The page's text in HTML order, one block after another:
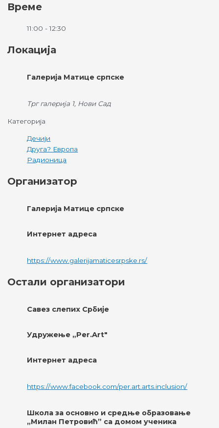
Време
11:00 - 12:30
Локација
Галерија Матице српске
Трг галерија 1, Нови Сад
Категорија
Дечији
Друга? Европа
Радионица
Организатор
Галерија Матице српске
Интернет адреса
https://www.galerijamaticesrpske.rs/
Остали организатори
Савез слепих Србије
Удружење „Per.Art"
Интернет адреса
https://www.facebook.com/per.art.arts.inclusion/
Школа за основно и средње образовање
„Милан Петровић” са домом ученика